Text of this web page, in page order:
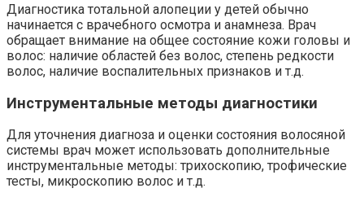
Диагностика тотальной алопеции у детей обычно
начинается с врачебного осмотра и анамнеза. Врач
обращает внимание на общее состояние кожи головы и
волос: наличие областей без волос, степень редкости
волос, наличие воспалительных признаков и т.д.
Инструментальные методы диагностики
Для уточнения диагноза и оценки состояния волосяной
системы врач может использовать дополнительные
инструментальные методы: трихоскопию, трофические
тесты, микроскопию волос и т.д.